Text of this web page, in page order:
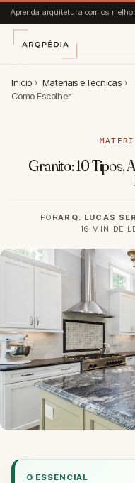
Aprenda arquitetura com os
Início › Materiais e Técnicas ›
Como Escolher
Granito: 10 Tipos,
PORARQ. LUCAS
16 MIN DE
O ESSENCIAL